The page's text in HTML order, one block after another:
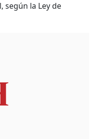
según la Ley de